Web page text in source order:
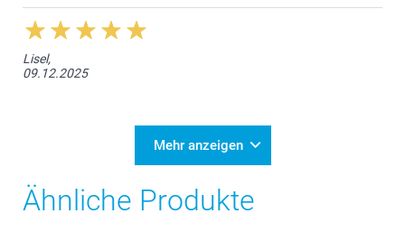
Lisel,
09.12.2025
Mehr anzeigen
Ähnliche Produkte